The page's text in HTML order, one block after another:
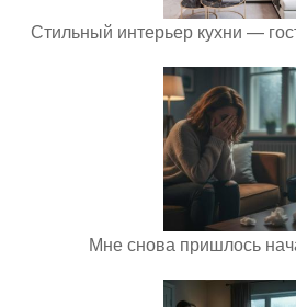
Стильный интерьер кухни —
Мне снова пришлось